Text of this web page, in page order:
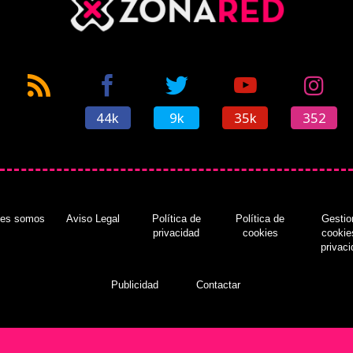
44k 9k 35k 352
somos Aviso Legal
Política de
privacidad
Política de
cookies
Publicidad Contactar